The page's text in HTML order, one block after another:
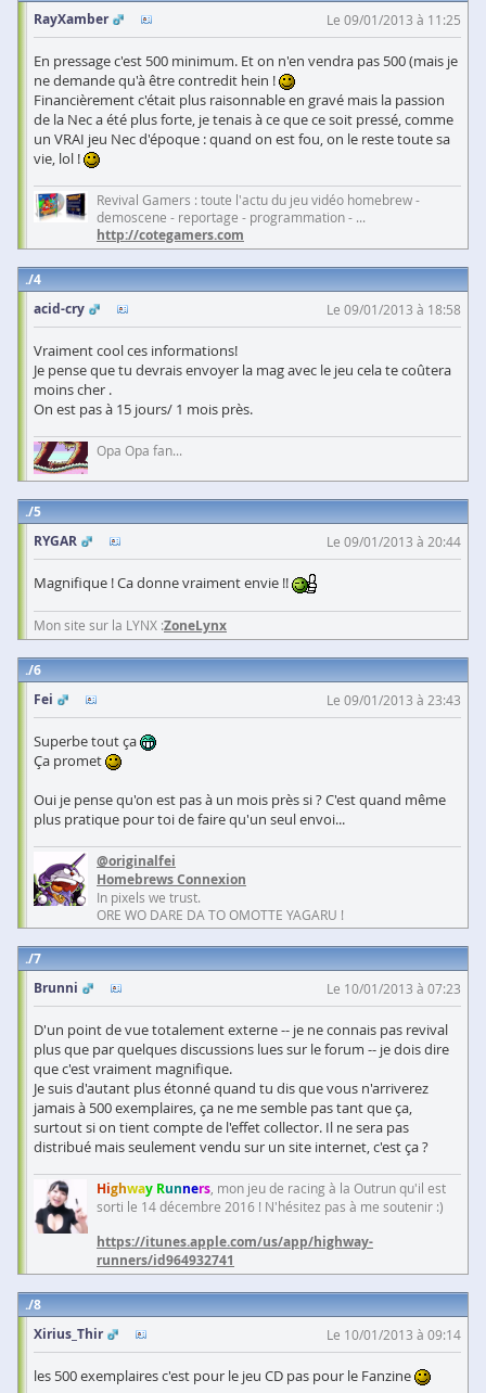
RayXamber
Le 09/01/2013 à 11:25
En pressage c'est 500 minimum. Et on n'en vendra pas 500 (mais je
ne demande qu'à être contredit hein !
Financièrement c'était plus raisonnable en gravé mais la passion
de la Nec a été plus forte, je tenais à ce que ce soit pressé, comme
un VRAI jeu Nec d'époque : quand on est fou, on le reste toute sa
vie, lol !
Revival Gamers : toute l'actu du jeu vidéo homebrew -
demoscene - reportage - programmation - ...
http://cotegamers.com
4
acid-cry
Le 09/01/2013 à 18:58
Vraiment cool ces informations!
Je pense que tu devrais envoyer la mag avec le jeu cela te coûtera
moins cher .
On est pas à 15 jours/ 1 mois près.
Opa Opa fan...
5
RYGAR
Le 09/01/2013 à 20:44
Magnifique ! Ca donne vraiment envie !!
Mon site sur la LYNX :ZoneLynx
6
Fei
Le 09/01/2013 à 23:43
Superbe tout ça
Ça promet
Oui je pense qu'on est pas à un mois près si ? C'est quand même
plus pratique pour toi de faire qu'un seul envoi...
@originalfei
Homebrews Connexion
In pixels we trust.
ORE WO DARE DA TO OMOTTE YAGARU !
7
Brunni
Le 10/01/2013 à 07:23
D'un point de vue totalement externe -- je ne connais pas revival
plus que par quelques discussions lues sur le forum -- je dois dire
que c'est vraiment magnifique.
Je suis d'autant plus étonné quand tu dis que vous n'arriverez
jamais à 500 exemplaires, ça ne me semble pas tant que ça,
surtout si on tient compte de l'effet collector. Il ne sera pas
distribué mais seulement vendu sur un site internet, c'est ça ?
Highway Runners , mon jeu de racing à la Outrun qu'il est
sorti le 14 décembre 2016 ! N'hésitez pas à me soutenir :)
https://itunes.apple.com/us/app/highway-
runners/id964932741
8
Xirius_Thir
Le 10/01/2013 à 09:14
les 500 exemplaires c'est pour le jeu CD pas pour le Fanzine